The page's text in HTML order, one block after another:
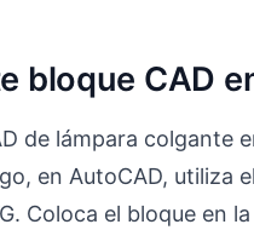
bloque CAD
de lámpara colgante
en AutoCAD, utiliza
Coloca el bloque en